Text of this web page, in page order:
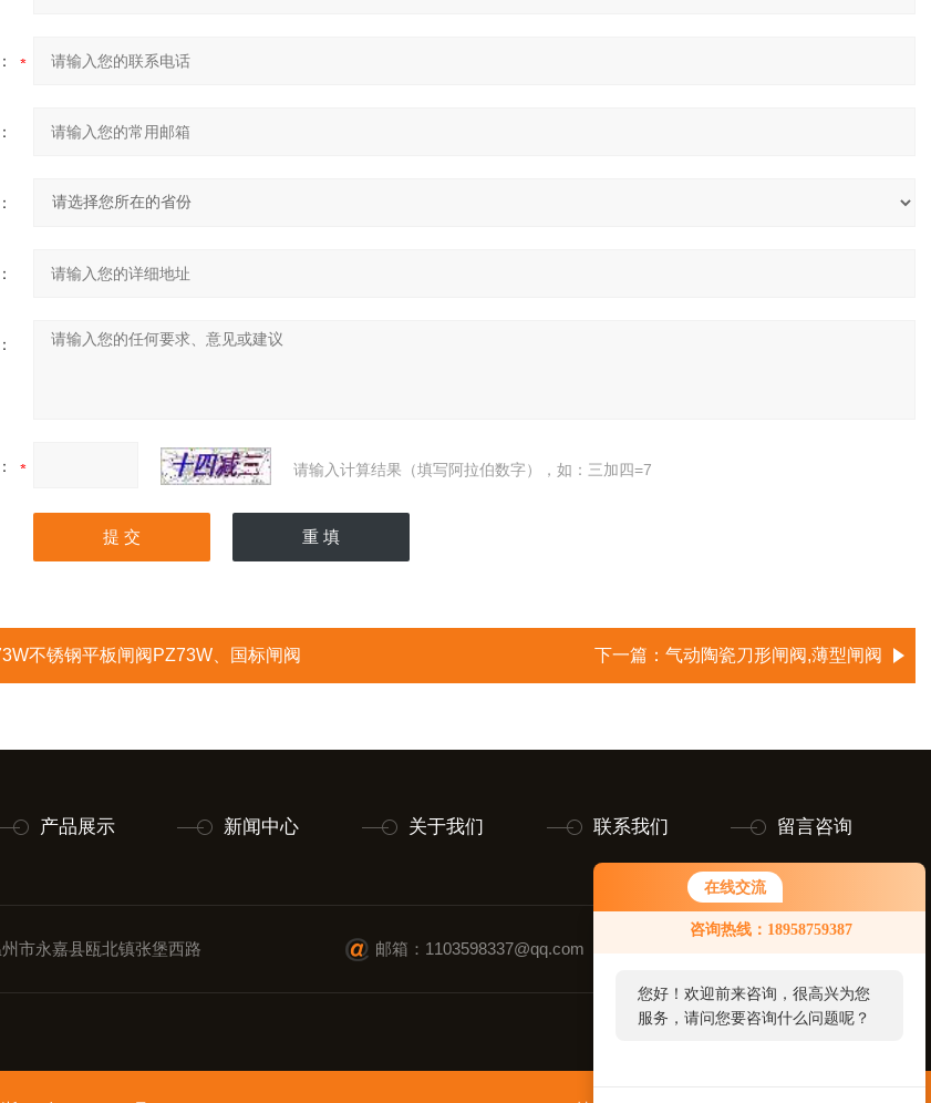
在线交流
咨询热线：18958759387
您好！欢迎前来咨询，很高兴为您
服务，请问您要咨询什么问题呢？
请输入计算结果（填写阿拉伯数字），如：三加四=7
不锈钢平板闸阀PZ73W、国标闸阀 下一篇： 气动陶瓷刀形闸阀,薄型闸阀
产品展示 新闻中心 关于我们 联系我们 留言咨询
市永嘉县瓯北镇张堡西路 邮箱：1103598337@qq.com